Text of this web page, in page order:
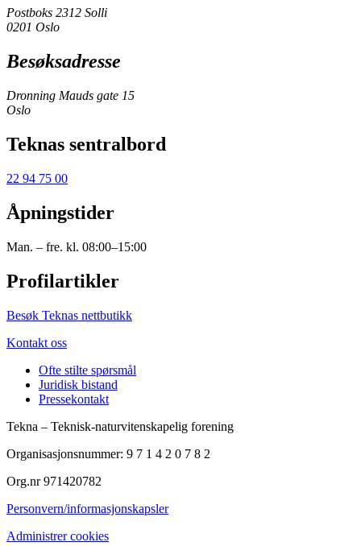
Postboks 2312 Solli
0201 Oslo
Besøksadresse
Dronning Mauds gate 15
Oslo
Teknas sentralbord
22 94 75 00
Åpningstider
Man. – fre. kl. 08:00–15:00
Profilartikler
Besøk Teknas nettbutikk
Kontakt oss
Ofte stilte spørsmål
Juridisk bistand
Pressekontakt
Tekna – Teknisk-naturvitenskapelig forening
Organisasjonsnummer: 9 7 1 4 2 0 7 8 2
Org.nr 971420782
Personvern/informasjonskapsler
Administrer cookies